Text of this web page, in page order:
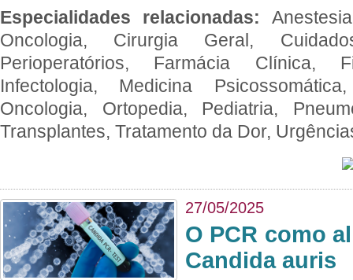
Especialidades relacionadas:
Oncologia, Cirurgia Geral,
Perioperatórios, Farmácia Clínica,
Infectologia, Medicina
Oncologia, Ortopedia, Pediatria,
Transplantes, Tratamento da Dor,
27/05/2025
O PCR como
Candida auris